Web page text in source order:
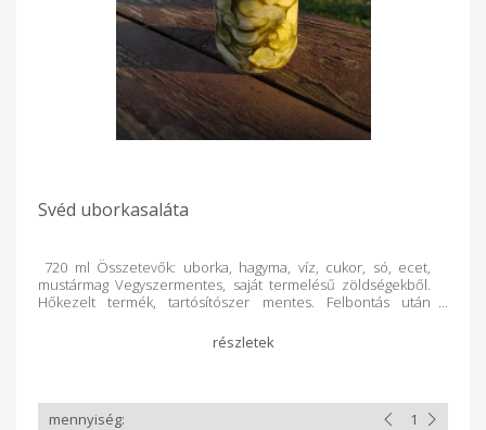
Svéd uborkasaláta
720 ml Összetevők: uborka, hagyma, víz, cukor, só, ecet,
mustármag Vegyszermentes, saját termelésű zöldségekből.
Hőkezelt termék, tartósítószer mentes. Felbontás után